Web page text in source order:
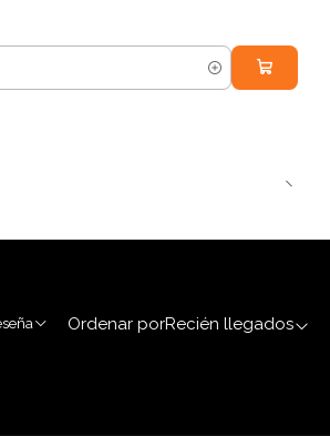
Ordenar porRecién llegados